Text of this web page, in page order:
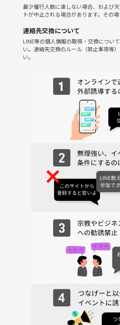
最少催行人数に達しない場合、および
トが中止される場合があります。その
連絡先交換について
LINE等の個人情報の取得・交換につい
い。連絡先交換のルール（禁止事項等
い。